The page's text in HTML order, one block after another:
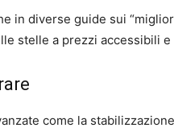
in diverse guide sui
stelle a prezzi accessibili
come la